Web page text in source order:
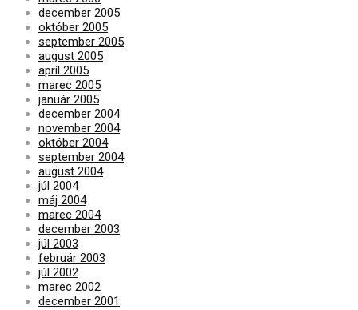
december 2005
október 2005
september 2005
august 2005
apríl 2005
marec 2005
január 2005
december 2004
november 2004
október 2004
september 2004
august 2004
júl 2004
máj 2004
marec 2004
december 2003
júl 2003
február 2003
júl 2002
marec 2002
december 2001